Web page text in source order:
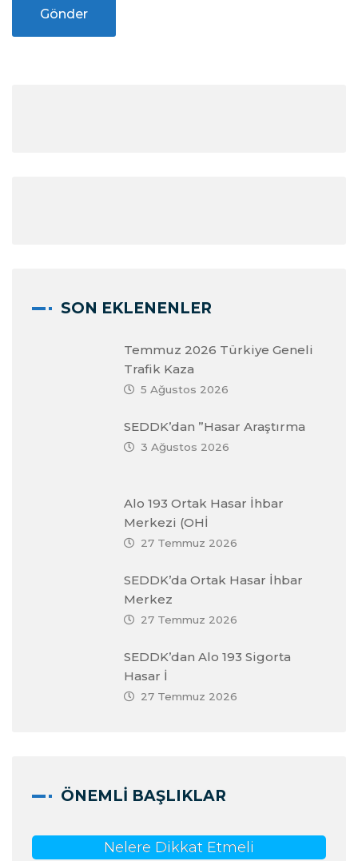
SON EKLENENLER
Temmuz 2026 Türkiye Geneli
Trafik Kaza
5 Ağustos 2026
SEDDK’dan ”Hasar Araştırma
3 Ağustos 2026
Alo 193 Ortak Hasar İhbar
Merkezi (OHİ
27 Temmuz 2026
SEDDK’da Ortak Hasar İhbar
Merkez
27 Temmuz 2026
SEDDK’dan Alo 193 Sigorta
Hasar İ
27 Temmuz 2026
ÖNEMLI BAŞLIKLAR
Nelere Dikkat Etmeli